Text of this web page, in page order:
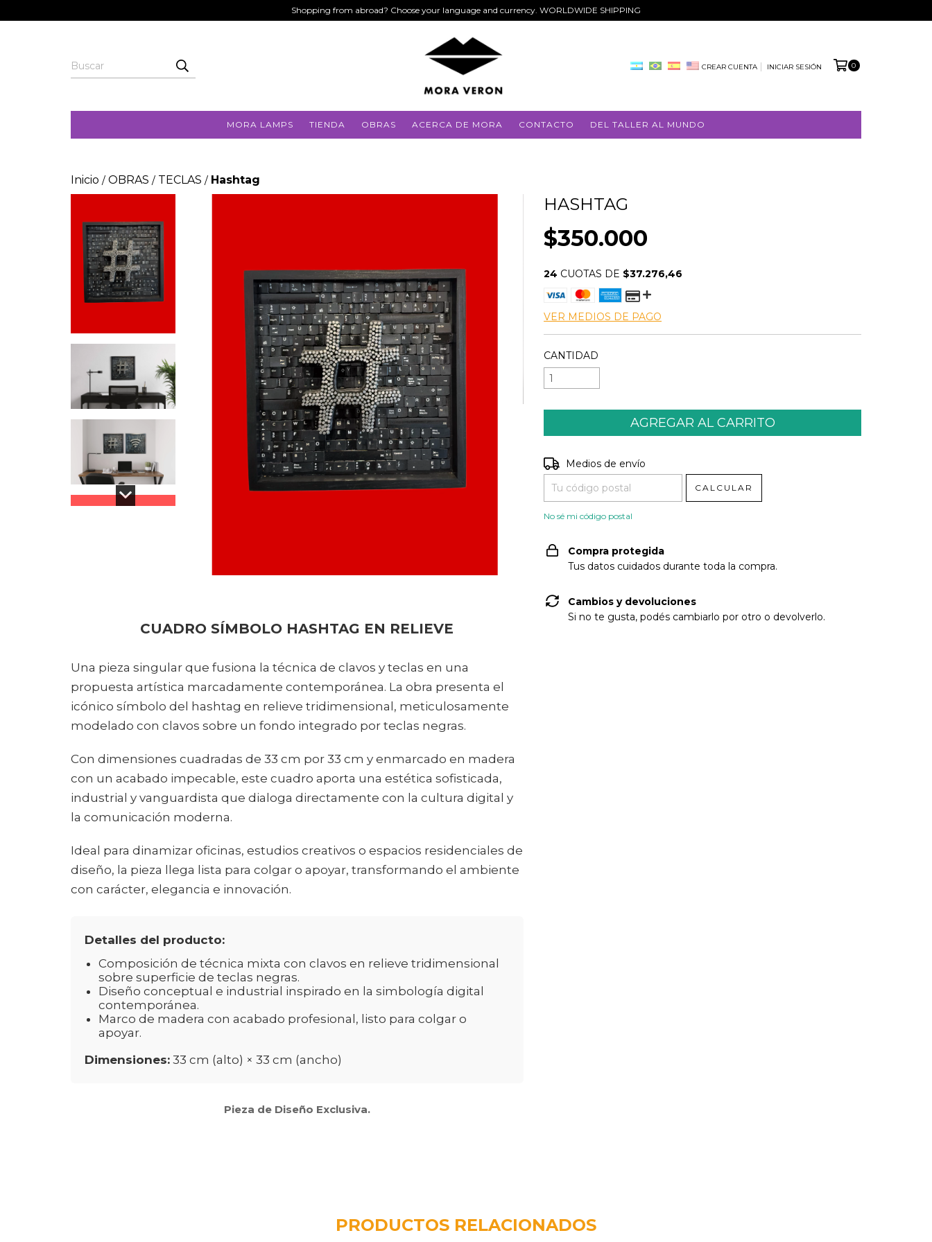
Shopping from abroad? Choose your language and currency. WORLDWIDE SHIPPING
CREAR CUENTA INICIAR SESIÓN 0
MORA LAMPS TIENDA OBRAS ACERCA DE MORA CONTACTO DEL TALLER AL MUNDO
Inicio / OBRAS / TECLAS / Hashtag
CUADRO SÍMBOLO HASHTAG EN RELIEVE
Una pieza singular que fusiona la técnica de clavos y teclas en una
propuesta artística marcadamente contemporánea. La obra presenta el
icónico símbolo del hashtag en relieve tridimensional, meticulosamente
modelado con clavos sobre un fondo integrado por teclas negras.
Con dimensiones cuadradas de 33 cm por 33 cm y enmarcado en madera
con un acabado impecable, este cuadro aporta una estética sofisticada,
industrial y vanguardista que dialoga directamente con la cultura digital y
la comunicación moderna.
Ideal para dinamizar oficinas, estudios creativos o espacios residenciales de
diseño, la pieza llega lista para colgar o apoyar, transformando el ambiente
con carácter, elegancia e innovación.
Detalles del producto:
Composición de técnica mixta con clavos en relieve tridimensional
sobre superficie de teclas negras.
Diseño conceptual e industrial inspirado en la simbología digital
contemporánea.
Marco de madera con acabado profesional, listo para colgar o
apoyar.
Dimensiones: 33 cm (alto) × 33 cm (ancho)
Pieza de Diseño Exclusiva.
HASHTAG
$350.000
24 CUOTAS DE $37.276,46
VER MEDIOS DE PAGO
CANTIDAD
Entregas para el CP:
Medios de envío
CALCULAR
No sé mi código postal
Compra protegida
Tus datos cuidados durante toda la compra.
Cambios y devoluciones
Si no te gusta, podés cambiarlo por otro o devolverlo.
PRODUCTOS RELACIONADOS